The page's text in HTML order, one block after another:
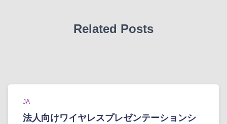
Related Posts
JA
法人向けワイヤレスプレゼンテーションシ